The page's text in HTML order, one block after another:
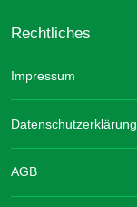
Rechtliches
Impressum
Datenschutzerklärung
AGB